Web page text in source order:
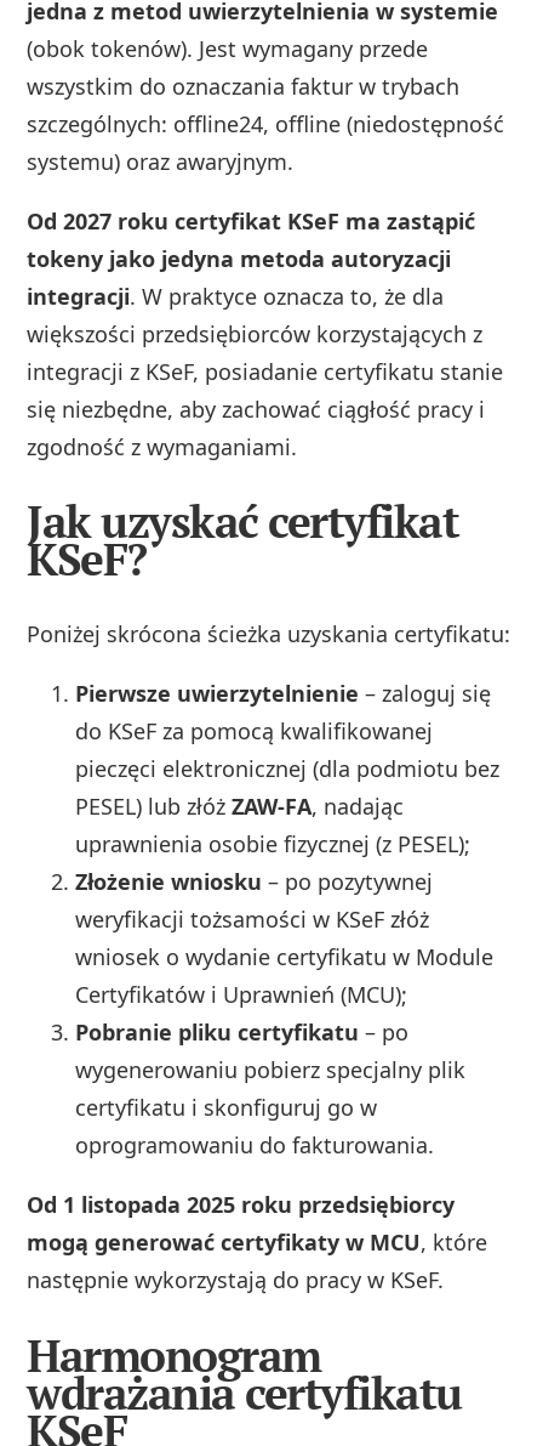
jedna z metod uwierzytelnienia w systemie
(obok tokenów). Jest wymagany przede
wszystkim do oznaczania faktur w trybach
szczególnych: offline24, offline (niedostępność
systemu) oraz awaryjnym.
Od 2027 roku certyfikat KSeF ma zastąpić
tokeny jako jedyna metoda autoryzacji
integracji. W praktyce oznacza to, że dla
większości przedsiębiorców korzystających z
integracji z KSeF, posiadanie certyfikatu stanie
się niezbędne, aby zachować ciągłość pracy i
zgodność z wymaganiami.
Jak uzyskać certyfikat
KSeF?
Poniżej skrócona ścieżka uzyskania certyfikatu:
Pierwsze uwierzytelnienie – zaloguj się
do KSeF za pomocą kwalifikowanej
pieczęci elektronicznej (dla podmiotu bez
PESEL) lub złóżZAW-FA, nadając
uprawnienia osobie fizycznej (z PESEL);
Złożenie wniosku – po pozytywnej
weryfikacji tożsamości w KSeF złóż
wniosek o wydanie certyfikatu w Module
Certyfikatów i Uprawnień (MCU);
Pobranie pliku certyfikatu – po
wygenerowaniu pobierz specjalny plik
certyfikatu i skonfiguruj go w
oprogramowaniu do fakturowania.
Od 1 listopada 2025 roku przedsiębiorcy
mogą generować certyfikaty w MCU, które
następnie wykorzystają do pracy w KSeF.
Harmonogram
wdrażania certyfikatu
KSeF